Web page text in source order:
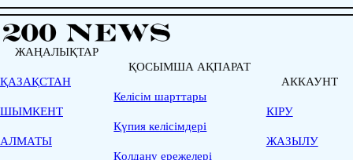
ЖАҢАЛЫҚТАР
ҚАЗАҚСТАН
ШЫМКЕНТ
АЛМАТЫ
ҚОСЫМША АҚПАРАТ
Келісім шарттары
Қүпия келісімдері
Қолдану ережелері
АККАУНТ
КІРУ
ЖАЗЫЛУ